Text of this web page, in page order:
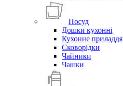
Посуд
Дошки кухонні
Кухонне приладдя
Сковорідки
Чайники
Чашки